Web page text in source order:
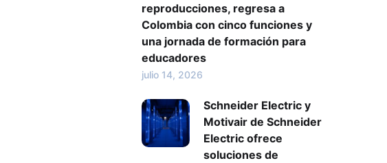
reproducciones, regresa a
Colombia con cinco funciones y
una jornada de formación para
educadores
julio 14, 2026
Schneider Electric y
Motivair de Schneider
Electric ofrece
soluciones de